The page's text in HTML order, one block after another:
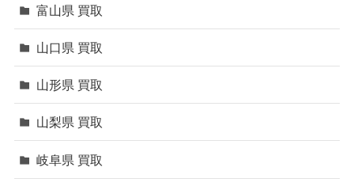
富山県 買取
山口県 買取
山形県 買取
山梨県 買取
岐阜県 買取